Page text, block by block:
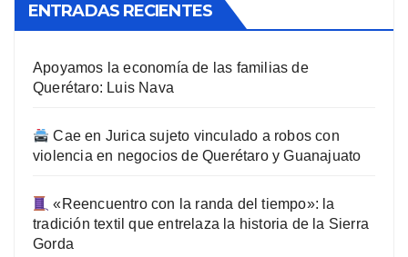
ENTRADAS RECIENTES
Apoyamos la economía de las familias de
Querétaro: Luis Nava
Cae en Jurica sujeto vinculado a robos con
violencia en negocios de Querétaro y Guanajuato
«Reencuentro con la randa del tiempo»: la
tradición textil que entrelaza la historia de la Sierra
Gorda